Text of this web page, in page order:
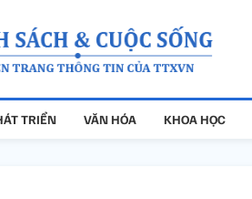
TRIỂN VĂN HÓA KHOA HỌC